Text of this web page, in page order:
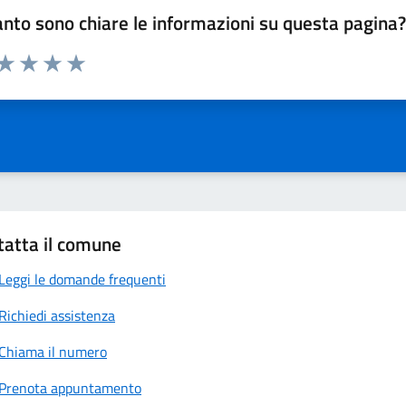
sono chiare le informazioni su questa pagina?
da 1 a 5 stelle la pagina
il comune
Leggi le domande frequenti
Richiedi assistenza
Chiama il numero
Prenota appuntamento